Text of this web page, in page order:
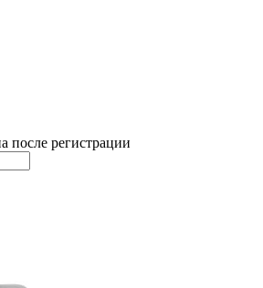
после регистрации